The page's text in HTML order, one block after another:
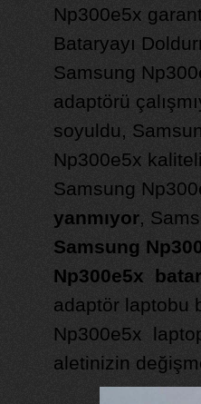
Np300e5x
Bataryayı
Samsung
adaptörü
soyuldu,
Np300e5x
Samsung
yanmıyor,
Samsung
Np300e5x
adaptör laptobu
Np300e5x
aletinizin